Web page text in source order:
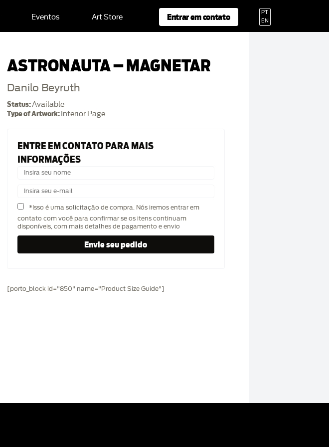
Eventos Art Store Entrar em contato
PT
EN
ASTRONAUTA – MAGNETAR
Danilo Beyruth
Status:Available
Type of Artwork: Interior Page
ENTRE EM CONTATO PARA MAIS
INFORMAÇÕES
*Isso é uma solicitação de compra. Nós iremos entrar em
contato com você para confirmar se os itens continuam
disponíveis, com mais detalhes de pagamento e envio
[porto_block id="850" name="Product Size Guide"]